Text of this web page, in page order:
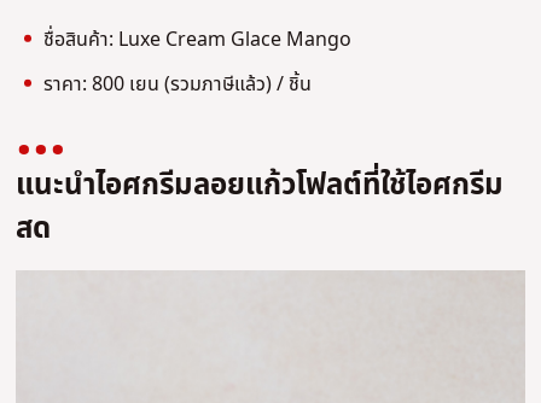
ชื่อสินค้า: Luxe Cream Glace Mango
ราคา: 800 เยน (รวมภาษีแล้ว) / ชิ้น
แนะนำไอศกรีมลอยแก้วโฟลต์ที่ใช้ไอศกรีม
สด